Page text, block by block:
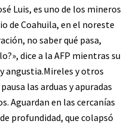
Luis, es uno de los mineros
de Coahuila, en el noreste
no saber qué pasa,
dice a la AFP mientras su
angustia.Mireles y otros
las arduas y apuradas
Aguardan en las cercanías
profundidad, que colapsó